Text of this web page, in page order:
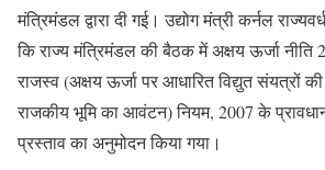
मंत्रिमंडल द्वारा दी गई। उद्योग मंत्री कर्नल
कि राज्य मंत्रिमंडल की बैठक में अक्षय ऊर्जा नीति
राजस्व (अक्षय ऊर्जा पर आधारित विद्युत संयत्रों
राजकीय भूमि का आवंटन) नियम, 2007 के
प्रस्ताव का अनुमोदन किया गया।